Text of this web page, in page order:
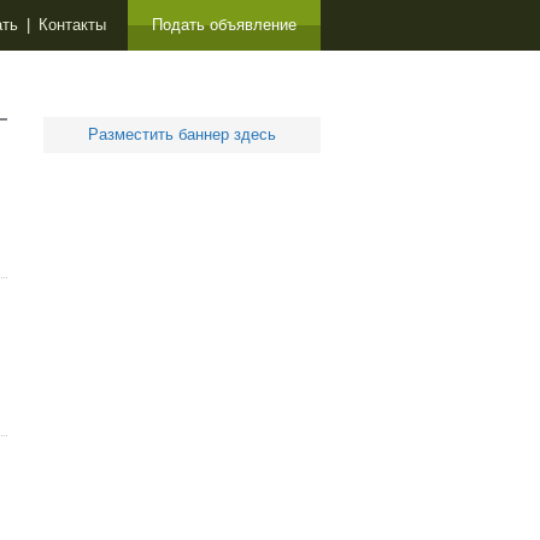
Подать объявление
Контакты
Разместить баннер здесь